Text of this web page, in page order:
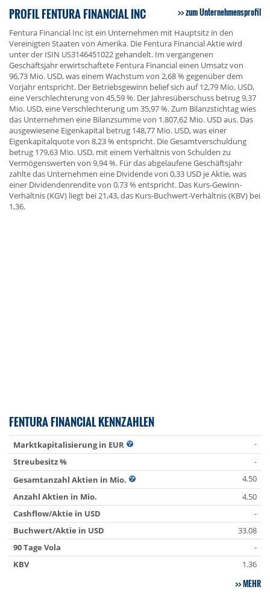
PROFIL FENTURA FINANCIAL INC zum Unternehmensprofil
Fentura Financial Inc ist ein Unternehmen mit Hauptsitz in den
Vereinigten Staaten von Amerika. Die Fentura Financial Aktie wird
unter der ISIN US3146451022 gehandelt. Im vergangenen
Geschäftsjahr erwirtschaftete Fentura Financial einen Umsatz von
96,73 Mio. USD, was einem Wachstum von 2,68 % gegenüber dem
Vorjahr entspricht. Der Betriebsgewinn belief sich auf 12,79 Mio. USD,
eine Verschlechterung von 45,59 %. Der Jahresüberschuss betrug 9,37
Mio. USD, eine Verschlechterung um 35,97 %. Zum Bilanzstichtag wies
das Unternehmen eine Bilanzsumme von 1.807,62 Mio. USD aus. Das
ausgewiesene Eigenkapital betrug 148,77 Mio. USD, was einer
Eigenkapitalquote von 8,23 % entspricht. Die Gesamtverschuldung
betrug 179,63 Mio. USD, mit einem Verhältnis von Schulden zu
Vermögenswerten von 9,94 %. Für das abgelaufene Geschäftsjahr
zahlte das Unternehmen eine Dividende von 0,33 USD je Aktie, was
einer Dividendenrendite von 0,73 % entspricht. Das Kurs-Gewinn-
Verhältnis (KGV) liegt bei 21,43, das Kurs-Buchwert-Verhältnis (KBV) bei
1,36.
FENTURA FINANCIAL KENNZAHLEN
Marktkapitalisierung in EUR
-
Streubesitz %
-
Gesamtanzahl Aktien in Mio.
4.50
Anzahl Aktien in Mio.
4.50
Cashflow/Aktie in USD
-
Buchwert/Aktie in USD
33.08
90 Tage Vola
-
KBV
1.36
MEHR